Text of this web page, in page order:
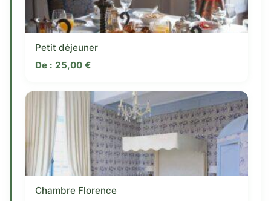
Petit déjeuner
De : 25,00 €
Chambre Florence